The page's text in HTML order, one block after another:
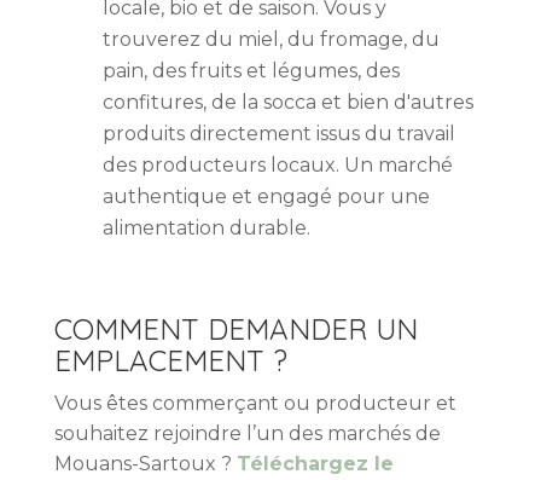
locale, bio et de saison. Vous y
trouverez du miel, du fromage, du
pain, des fruits et légumes, des
confitures, de la socca et bien d'autres
produits directement issus du travail
des producteurs locaux. Un marché
authentique et engagé pour une
alimentation durable.
COMMENT DEMANDER UN
EMPLACEMENT ?
Vous êtes commerçant ou producteur et
souhaitez rejoindre l’un des marchés de
Mouans-Sartoux ? Téléchargez le